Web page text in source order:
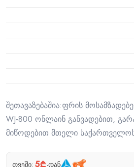
შეთავაზებაშია:ფრის
WJ-800 ონლაინ განვადებით,
მიწოდებით მთელი საქართველოს
თვეში: 5₾-დან